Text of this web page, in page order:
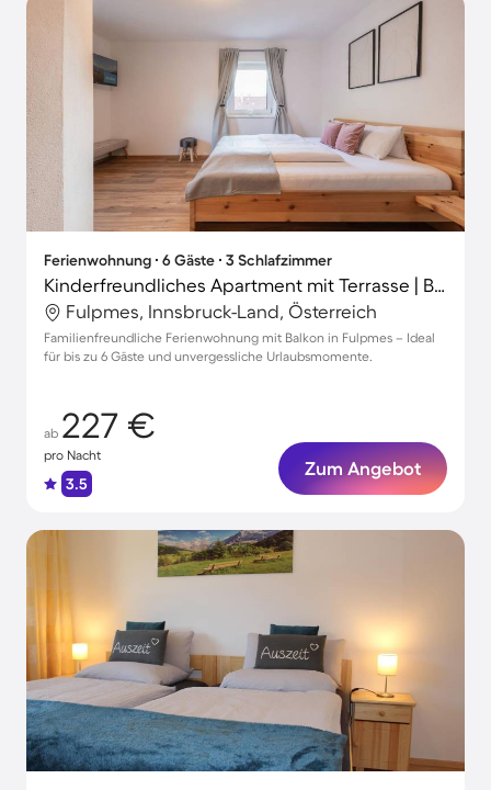
Ferienwohnung ∙ 6 Gäste ∙ 3 Schlafzimmer
Kinderfreundliches Apartment mit Terrasse | Bergblick | Skifahren in der Nähe
Fulpmes, Innsbruck-Land, Österreich
Familienfreundliche Ferienwohnung mit Balkon in Fulpmes – Ideal
für bis zu 6 Gäste und unvergessliche Urlaubsmomente.
ab 227 €
pro Nacht
3.5
Zum Angebot